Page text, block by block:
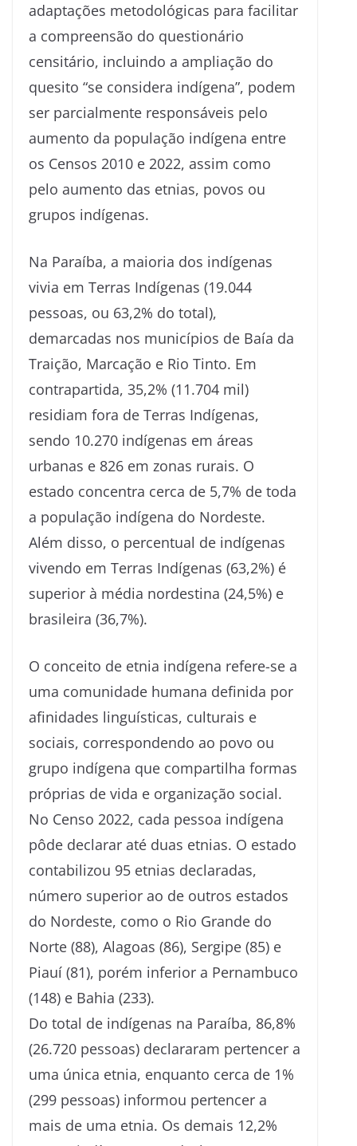
adaptações metodológicas para facilitar
a compreensão do questionário
censitário, incluindo a ampliação do
quesito “se considera indígena”, podem
ser parcialmente responsáveis pelo
aumento da população indígena entre
os Censos 2010 e 2022, assim como
pelo aumento das etnias, povos ou
grupos indígenas.
Na Paraíba, a maioria dos indígenas
vivia em Terras Indígenas (19.044
pessoas, ou 63,2% do total),
demarcadas nos municípios de Baía da
Traição, Marcação e Rio Tinto. Em
contrapartida, 35,2% (11.704 mil)
residiam fora de Terras Indígenas,
sendo 10.270 indígenas em áreas
urbanas e 826 em zonas rurais. O
estado concentra cerca de 5,7% de toda
a população indígena do Nordeste.
Além disso, o percentual de indígenas
vivendo em Terras Indígenas (63,2%) é
superior à média nordestina (24,5%) e
brasileira (36,7%).
O conceito de etnia indígena refere-se a
uma comunidade humana definida por
afinidades linguísticas, culturais e
sociais, correspondendo ao povo ou
grupo indígena que compartilha formas
próprias de vida e organização social.
No Censo 2022, cada pessoa indígena
pôde declarar até duas etnias. O estado
contabilizou 95 etnias declaradas,
número superior ao de outros estados
do Nordeste, como o Rio Grande do
Norte (88), Alagoas (86), Sergipe (85) e
Piauí (81), porém inferior a Pernambuco
(148) e Bahia (233).
Do total de indígenas na Paraíba, 86,8%
(26.720 pessoas) declararam pertencer a
uma única etnia, enquanto cerca de 1%
(299 pessoas) informou pertencer a
mais de uma etnia. Os demais 12,2%